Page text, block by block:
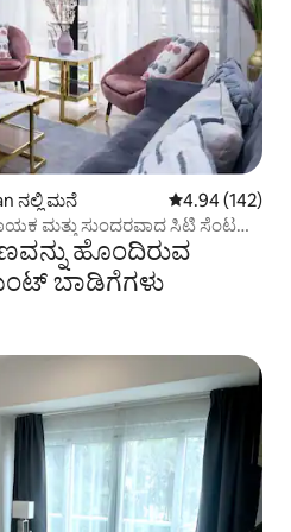
ನಲ್ಲಿ ಮನೆ 5 ರಲ್ಲಿ 4.94
4.94 (142)
ಮತ್ತು ಸುಂದರವಾದ ಸಿಟಿ ಸೆಂಟರ್
ಹೊಂದಿರುವ
ಬಾಡಿಗೆಗಳು